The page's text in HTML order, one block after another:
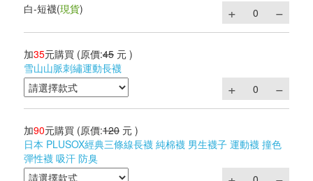
白-短襪(現貨)
加35元購買 (原價:45 元 )
雪山山脈刺繡運動長襪
加90元購買 (原價:120 元 )
日本 PLUSOX經典三條線長襪 純棉襪 男生襪子 運動襪 撞色
彈性襪 吸汗 防臭